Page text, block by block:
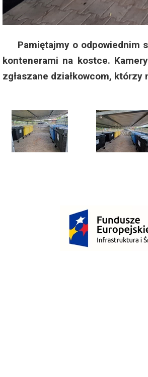
Pamiętajmy o odpowiednim
kontenerami na kostce.
zgłaszane działkowcom,